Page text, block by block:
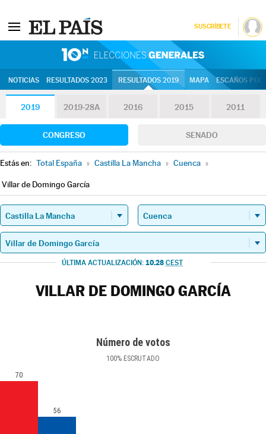
SUSCRÍBETE
NOTICIAS RESULTADOS 2023 RESULTADOS 2019 MAPA ESCAÑOS
2019 2019-28A 2016 2015 2011
CONGRESO SENADO
Estás en: Total España » Castilla La Mancha » Cuenca »
Villar de Domingo García
ÚLTIMA ACTUALIZACIÓN: 10.28 CEST
VILLAR DE DOMINGO GARCÍA
Número de votos
100% ESCRUTADO
70
56